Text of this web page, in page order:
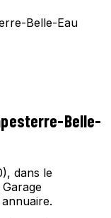
Belle-Eau
Belle-
dans le